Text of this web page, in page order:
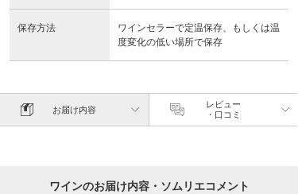
保存方法
ワインセラーで定温保存、もしくは温
度変化の低い場所で保存
お届け内容
レビュー
・口コミ
ワインのお届け内容・ソムリエコメント